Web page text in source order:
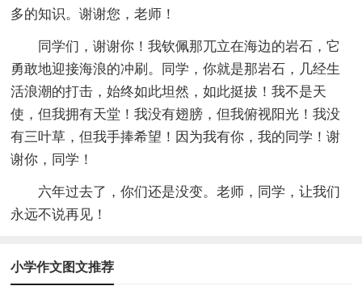
多的知识。谢谢您，老师！
同学们，谢谢你！我钦佩那兀立在海边的岩石，它
勇敢地迎接海浪的冲刷。同学，你就是那岩石，几经生
活浪潮的打击，始终如此坦然，如此挺拔！我不是天
使，但我拥有天堂！我没有翅膀，但我俯视阳光！我没
有三叶草，但我手捧希望！因为我有你，我的同学！谢
谢你，同学！
六年过去了，你们还是没变。老师，同学，让我们
永远不说再见！
小学作文图文推荐